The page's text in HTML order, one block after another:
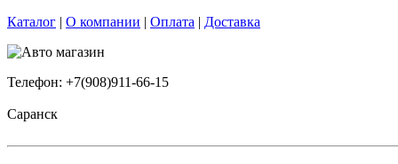
Каталог | О компании | Оплата | Доставка
Телефон: +7(908)911-66-15
Саранск